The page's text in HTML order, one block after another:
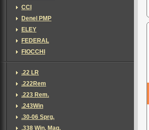
CCI
Denel PMP
ELEY
FEDERAL
FIOCCHI
.22 LR
.222Rem
.223 Rem.
.243Win
.30-06 Sprg.
.338 Win. Mag.